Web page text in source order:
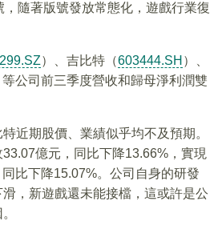
，隨著版號發放常態化，遊戲行業復
）、吉比特（603444.SH ）、
公司前三季度營收和歸母淨利潤雙
近期股價、業績似乎均不及預期。
億元，同比下降13.66%，實現
比下降15.07%。公司自身的研發
，新遊戲還未能接檔，這或許是公